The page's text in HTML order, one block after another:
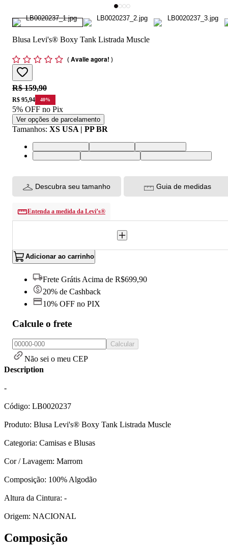
Blusa Levi's® Boxy Tank Listrada Muscle
(Avalie agora! )
Original price:
R$ 159,90
Price:
R$ 95,94 40%
5% OFF no Pix
Ver opções de parcelamento
Tamanhos: XS USA | PP BR
XS USA | PP BRS USA | P BRM USA | M BR
L USA | G BRXL USA | GG BRXXL USA | EGG BR
Descubra seu tamanho Guia de medidas
Entenda a medida da Levi’s®
Adicionar ao carrinho
Frete Grátis Acima de R$699,90
20% de Cashback
10% OFF no PIX
Calcule o frete
Calcular
Não sei o meu CEP
Description
-
Código: LB0020237
Produto: Blusa Levi's® Boxy Tank Listrada Muscle
Categoria: Camisas e Blusas
Cor / Lavagem: Marrom
Composição: 100% Algodão
Altura da Cintura: -
Origem: NACIONAL
Composição